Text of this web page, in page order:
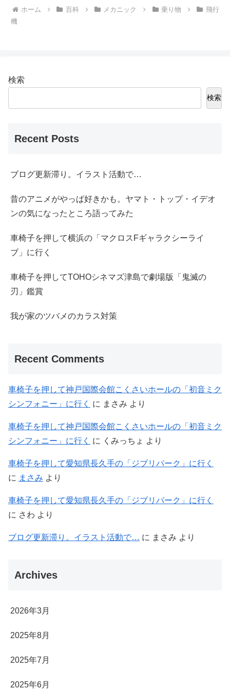
ホーム 百科 メカニック 乗り物
飛行
機
検索
検索
Recent Posts
ブログ更新滞り。イラスト活動で…
昔のアニメがやっぱ好きかも。ヤマト・トップ・イデオ
ンの気になったところ語ってみた
車椅子を押して横浜の「マクロスFギャラクシーライ
ブ」に行く
車椅子を押してTOHOシネマズ津島で劇場版「鬼滅の
刃」鑑賞
我が家のツバメのカラス対策
Recent Comments
車椅子を押して神戸国際会館こくさいホールの「初音ミク
シンフォニー」に行く
に まさみ より
車椅子を押して神戸国際会館こくさいホールの「初音ミク
シンフォニー」に行く
に くみっちょ より
車椅子を押して愛知県長久手の「ジブリパーク」に行く
に まさみ より
車椅子を押して愛知県長久手の「ジブリパーク」に行く
に さわ より
ブログ更新滞り。イラスト活動で… に まさみ より
Archives
2026年3月
2025年8月
2025年7月
2025年6月